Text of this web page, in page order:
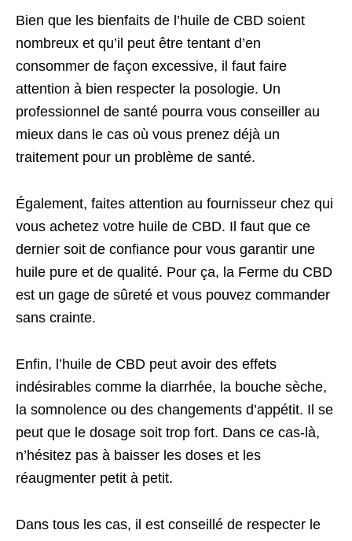
Bien que les bienfaits de l’huile de CBD soient
nombreux et qu’il peut être tentant d’en
consommer de façon excessive, il faut faire
attention à bien respecter la posologie. Un
professionnel de santé pourra vous conseiller au
mieux dans le cas où vous prenez déjà un
traitement pour un problème de santé.
Également, faites attention au fournisseur chez qui
vous achetez votre huile de CBD. Il faut que ce
dernier soit de confiance pour vous garantir une
huile pure et de qualité. Pour ça, la Ferme du CBD
est un gage de sûreté et vous pouvez commander
sans crainte.
Enfin, l’huile de CBD peut avoir des effets
indésirables comme la diarrhée, la bouche sèche,
la somnolence ou des changements d’appétit. Il se
peut que le dosage soit trop fort. Dans ce cas-là,
n’hésitez pas à baisser les doses et les
réaugmenter petit à petit.
Dans tous les cas, il est conseillé de respecter le